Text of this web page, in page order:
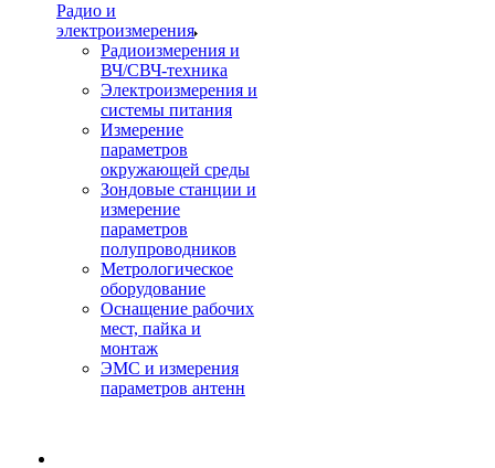
Радио и
электроизмерения
Радиоизмерения и
ВЧ/СВЧ-техника
Электроизмерения и
системы питания
Измерение
параметров
окружающей среды
Зондовые станции и
измерение
параметров
полупроводников
Метрологическое
оборудование
Оснащение рабочих
мест, пайка и
монтаж
ЭМС и измерения
параметров антенн